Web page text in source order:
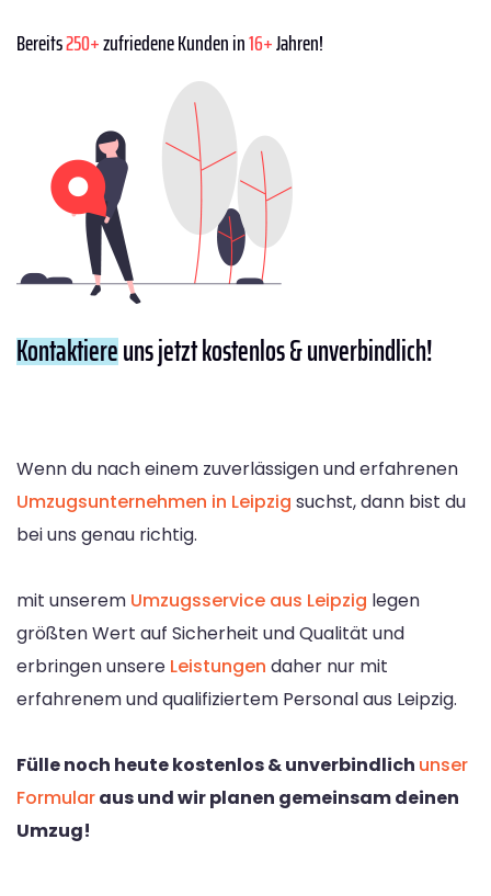
Bereits250+zufriedene Kunden in16+Jahren!
Kontaktiereuns jetzt kostenlos & unverbindlich!
Wenn du nach einem zuverlässigen und erfahrenen
Umzugsunternehmen in Leipzig suchst, dann bist du
bei uns genau richtig.
mit unserem Umzugsservice aus Leipzig legen
größten Wert auf Sicherheit und Qualität und
erbringen unsere Leistungen daher nur mit
erfahrenem und qualifiziertem Personal aus Leipzig.
Fülle noch heute kostenlos & unverbindlich unser
Formularaus und wir planen gemeinsam deinen
Umzug!